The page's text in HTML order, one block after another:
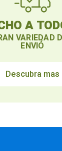
A
VARIEDAD
ENVIÓ
Descubra mas